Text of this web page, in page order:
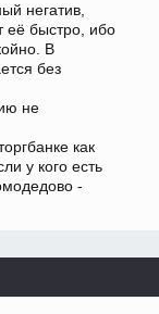
негатив,
её быстро, ибо
В
без
не
как
у кого есть
-